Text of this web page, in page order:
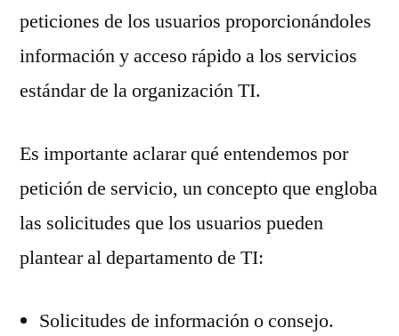
peticiones de los usuarios proporcionándoles
información y acceso rápido a los servicios
estándar de la organización TI.
Es importante aclarar qué entendemos por
petición de servicio, un concepto que engloba
las solicitudes que los usuarios pueden
plantear al departamento de TI:
Solicitudes de información o consejo.